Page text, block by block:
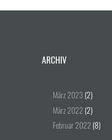
ARCHIV
März2023 (2)
März2022 (2)
Februar2022 (8)